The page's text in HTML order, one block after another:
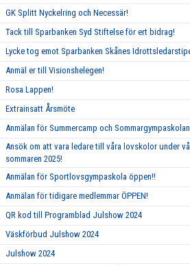
GK Splitt Nyckelring och Necessär!
Tack till Sparbanken Syd Stiftelse för ert bidrag!
Lycke tog emot Sparbanken Skånes
Anmäl er till Visionshelegen!
Rosa Lappen!
Extrainsatt Årsmöte
Anmälan för Summercamp och
Ansök om att vara ledare till våra lovskolor under
sommaren 2025!
Anmälan för Sportlovsgympaskola öppen!!
Anmälan för tidigare medlemmar ÖPPEN!
QR kod till Programblad Julshow 2024
Väskförbud Julshow 2024
Julshow 2024